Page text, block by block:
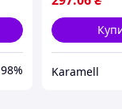
98%
10 мм розмір
Karamell